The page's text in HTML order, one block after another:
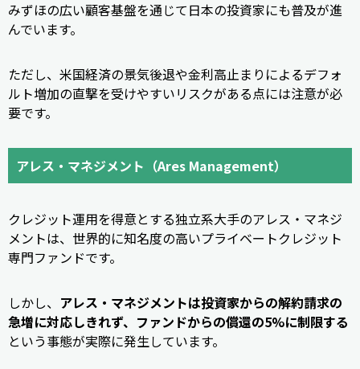
みずほの広い顧客基盤を通じて日本の投資家にも普及が進
んでいます。
ただし、米国経済の景気後退や金利高止まりによるデフォ
ルト増加の直撃を受けやすいリスクがある点には注意が必
要です。
アレス・マネジメント（Ares Management）
クレジット運用を得意とする独立系大手のアレス・マネジ
メントは、世界的に知名度の高いプライベートクレジット
専門ファンドです。
しかし、 アレス・マネジメントは投資家からの解約請求の
急増に対応しきれず、ファンドからの償還の5%に制限する
という事態が実際に発生しています。